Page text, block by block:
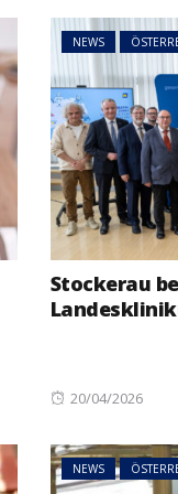
NEWS
Stockerau
Posted
20/04/2026
NEWS